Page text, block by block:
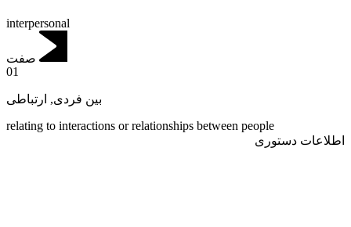
interpersonal
صفت
01
بین فردی, ارتباطی
relating to interactions or relationships between people
اطلاعات دستوری